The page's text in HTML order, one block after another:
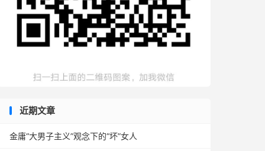
近期文章
金庸“大男子主义”观念下的“坏”女人